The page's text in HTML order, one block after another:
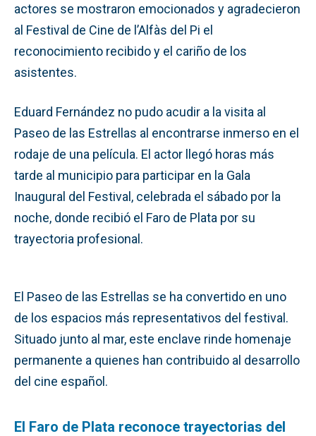
actores se mostraron emocionados y agradecieron
al Festival de Cine de l’Alfàs del Pi el
reconocimiento recibido y el cariño de los
asistentes.
Eduard Fernández no pudo acudir a la visita al
Paseo de las Estrellas al encontrarse inmerso en el
rodaje de una película. El actor llegó horas más
tarde al municipio para participar en la Gala
Inaugural del Festival, celebrada el sábado por la
noche, donde recibió el Faro de Plata por su
trayectoria profesional.
El Paseo de las Estrellas se ha convertido en uno
de los espacios más representativos del festival.
Situado junto al mar, este enclave rinde homenaje
permanente a quienes han contribuido al desarrollo
del cine español.
El Faro de Plata reconoce trayectorias del